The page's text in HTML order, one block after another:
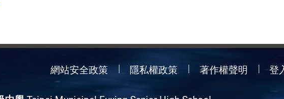
網站安全政策 隱私權政策 著作權聲明 登